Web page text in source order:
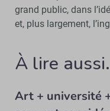
grand public, dans
et, plus largement,
À lire
Art + université